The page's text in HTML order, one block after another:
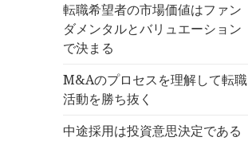
転職希望者の市場価値はファン
ダメンタルとバリュエーション
で決まる
M&Aのプロセスを理解して転職
活動を勝ち抜く
中途採用は投資意思決定である